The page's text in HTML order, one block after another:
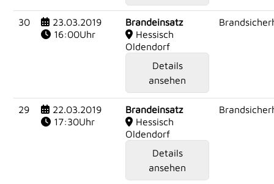
30
23.03.2019
16:00Uhr
Brandeinsatz
Hessisch
Oldendorf
Details
ansehen
29
22.03.2019
17:30Uhr
Brandeinsatz
Hessisch
Oldendorf
Details
ansehen